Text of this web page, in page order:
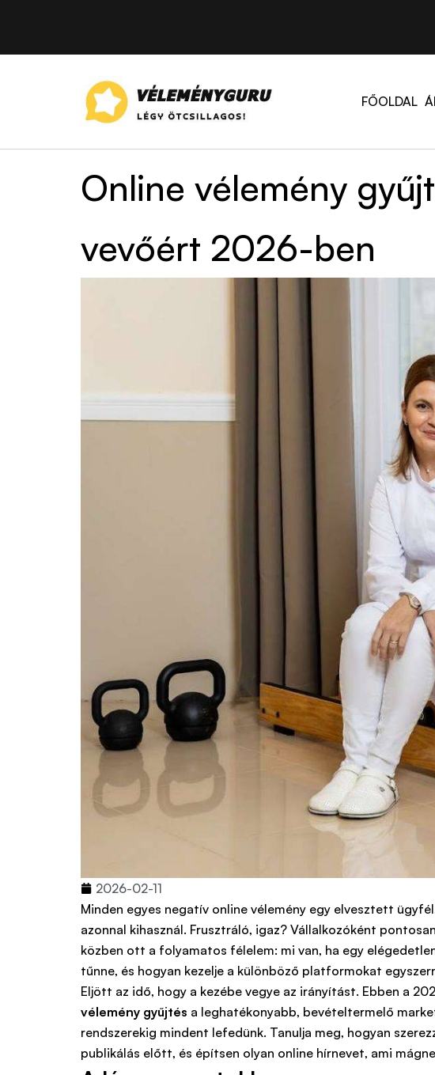
FŐOLDAL
Online vélemény
vevőért 2026-ben
2026-02-11
Minden egyes negatív online vélemény egy elvesztett
azonnal kihasznál. Frusztráló, igaz? Vállalkozóként
közben ott a folyamatos félelem: mi van, ha egy
tűnne, és hogyan kezelje a különböző platformokat
Eljött az idő, hogy a kezébe vegye az irányítást. Ebben a
vélemény gyűjtés a leghatékonyabb, bevételtermelő
rendszerekig mindent lefedünk. Tanulja meg, hogyan
publikálás előtt, és építsen olyan online hírnevet, ami